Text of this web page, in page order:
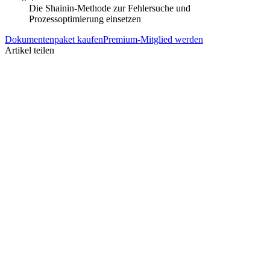
Die Shainin-Methode zur Fehlersuche und
Prozessoptimierung einsetzen
Dokumentenpaket kaufenPremium-Mitglied werden
Artikel teilen